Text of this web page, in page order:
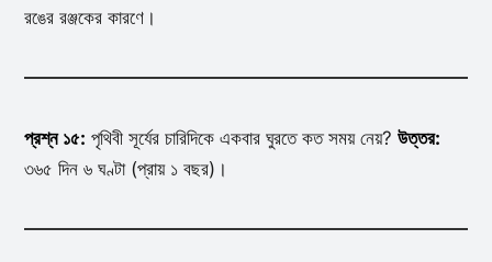
রঙের রঞ্জকের কারণে।
প্রশ্ন ১৫: পৃথিবী সূর্যের চারিদিকে একবার ঘুরতে কত সময় নেয়? উত্তর:
৩৬৫ দিন ৬ ঘণ্টা (প্রায় ১ বছর)।